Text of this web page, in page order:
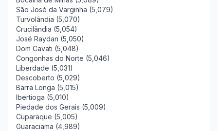
São José da Varginha (5,079)
Turvolândia (5,070)
Crucilândia (5,054)
José Raydan (5,050)
Dom Cavati (5,048)
Congonhas do Norte (5,046)
Liberdade (5,031)
Descoberto (5,029)
Barra Longa (5,015)
Ibertioga (5,010)
Piedade dos Gerais (5,009)
Cuparaque (5,005)
Guaraciama (4,989)